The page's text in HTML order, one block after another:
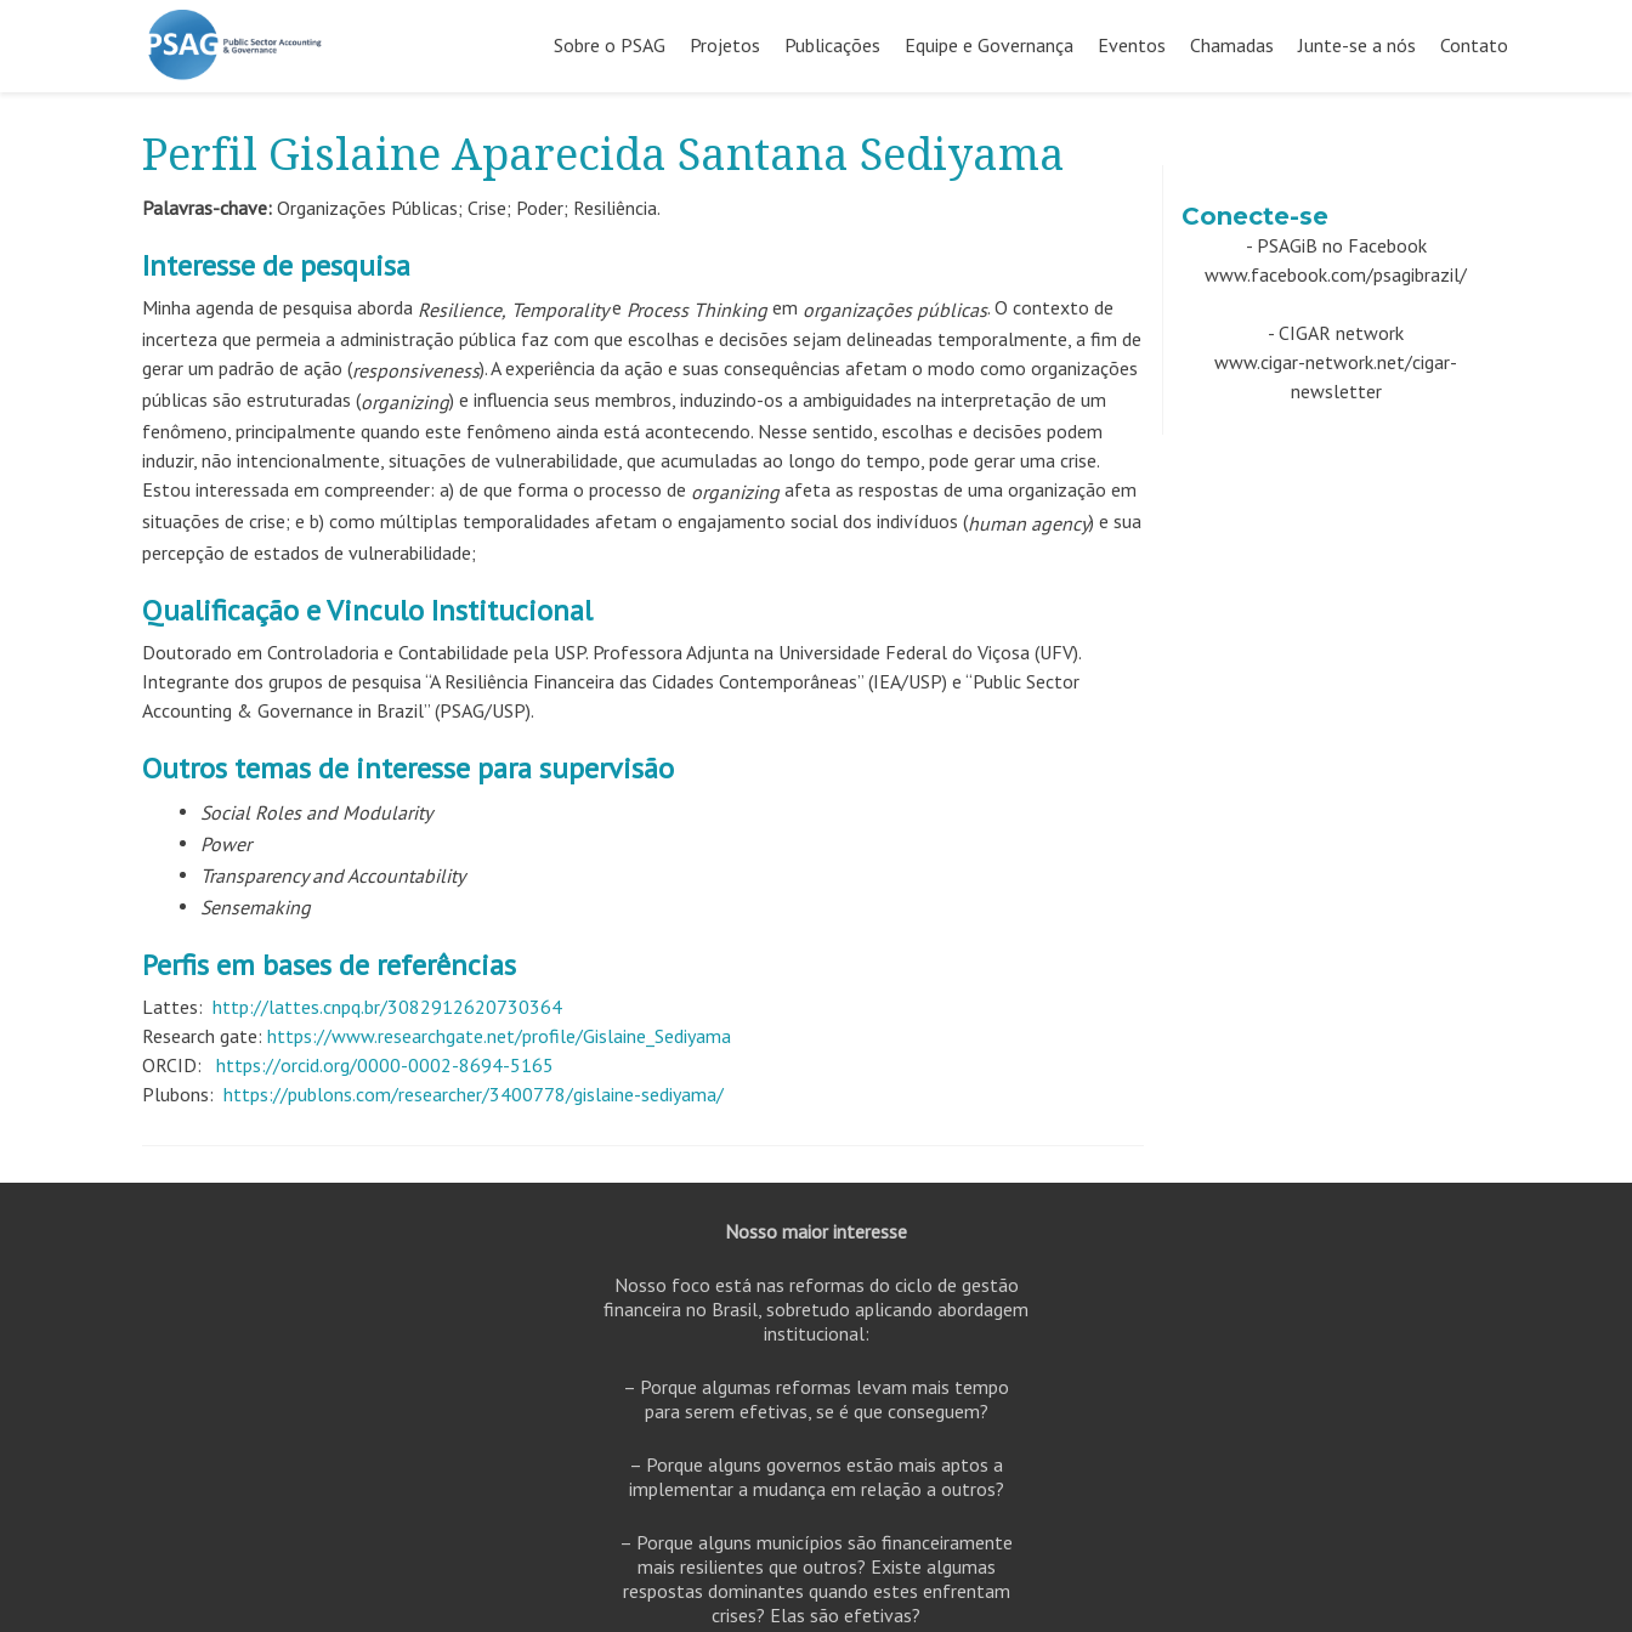
para
Sobre o PSAG Projetos Publicações Equipe e Governança Eventos Chamadas Junte-se a nós Contato
Perfil Gislaine Aparecida Santana Sediyama
Palavras-chave: Organizações Públicas; Crise; Poder; Resiliência.
Interesse de pesquisa
Minha agenda de pesquisa aborda Resilience, Temporalitye Process Thinkingem organizações públicas. O contexto de
incerteza que permeia a administração pública faz com que escolhas e decisões sejam delineadas temporalmente, a fim de
gerar um padrão de ação (responsiveness).A experiência da ação e suas consequências afetam o modo como organizações
públicas são estruturadas (organizing) e influencia seus membros, induzindo-os a ambiguidades na interpretação de um
fenômeno, principalmente quando este fenômeno ainda está acontecendo. Nesse sentido, escolhas e decisões podem
induzir, não intencionalmente, situações de vulnerabilidade, que acumuladas ao longo do tempo, pode gerar uma crise.
Estou interessada em compreender: a) de que forma o processo de organizingafeta as respostas de uma organização em
situações de crise; e b) como múltiplas temporalidades afetam o engajamento social dos indivíduos (human agency) e sua
percepção de estados de vulnerabilidade;
Qualificação e Vinculo Institucional
Doutorado em Controladoria e Contabilidade pela USP. Professora Adjunta na Universidade Federal do Viçosa (UFV).
Integrante dos grupos de pesquisa“AResiliência Financeira das Cidades Contemporâneas” (IEA/USP) e “Public Sector
Accounting & Governance in Brazil” (PSAG/USP).
Outros temas de interesse para supervisão
Social Roles and Modularity
Power
Transparency and Accountability
Sensemaking
Perfis em bases de referências
Lattes: http://lattes.cnpq.br/3082912620730364
Research gate: https://www.researchgate.net/profile/Gislaine_Sediyama
ORCID: https://orcid.org/0000-0002-8694-5165
Plubons: https://publons.com/researcher/3400778/gislaine-sediyama/
Conecte-se
- PSAGiB no Facebook
www.facebook.com/psagibrazil/
- CIGAR network
www.cigar-network.net/cigar-
newsletter
Nosso maior interesse
Nosso foco está nas reformas do ciclo de gestão
financeira no Brasil, sobretudo aplicando abordagem
institucional:
– Porque algumas reformas levam mais tempo
para serem efetivas, se é que conseguem?
– Porque alguns governos estão mais aptos a
implementar a mudança em relação a outros?
– Porque alguns municípios são financeiramente
mais resilientes que outros? Existe algumas
respostas dominantes quando estes enfrentam
crises? Elas são efetivas?